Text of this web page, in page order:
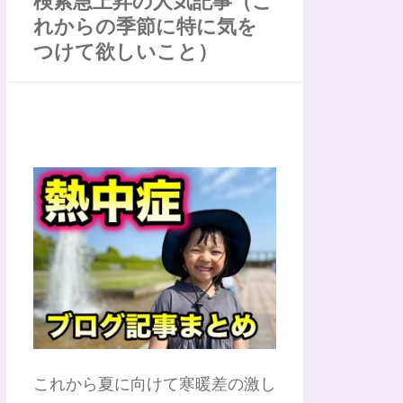
れからの季節に特に気を
つけて欲しいこと）
これから夏に向けて寒暖差の激し